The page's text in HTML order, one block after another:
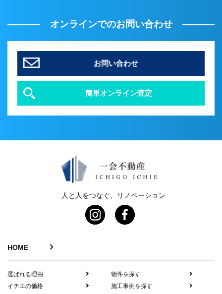
オンラインでのお問い合わせ
お問い合わせ
簡単オンライン査定
人と人をつなぐ、リノベーション
HOME
選ばれる理由
イチエの価格
物件を探す
施工事例を探す